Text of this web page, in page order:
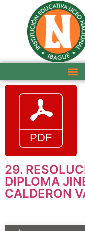
29.
DIPLOMA
CALDERON